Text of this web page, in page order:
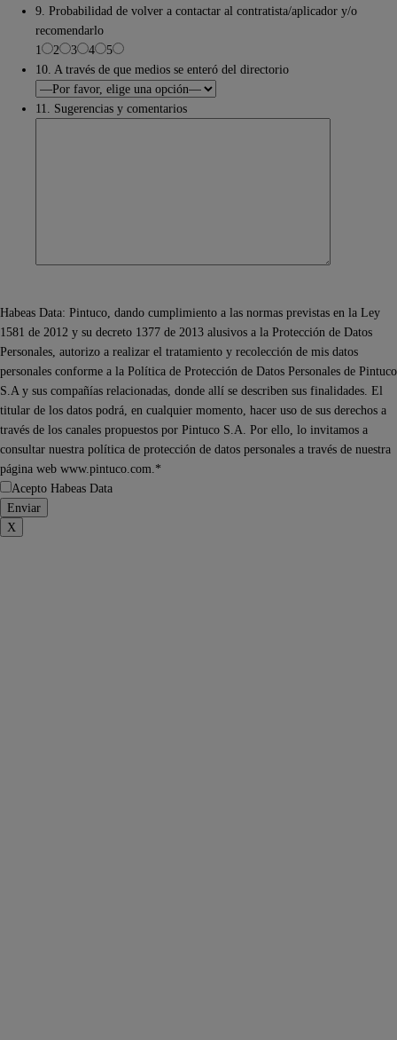
9. Probabilidad de volver a contactar al contratista/aplicador y/o
recomendarlo
1
2 3 4
5
10. A través de que medios se enteró del directorio
11. Sugerencias y comentarios
Habeas Data: Pintuco, dando cumplimiento a las normas previstas en la Ley
1581 de 2012 y su decreto 1377 de 2013 alusivos a la Protección de Datos
Personales, autorizo a realizar el tratamiento y recolección de mis datos
personales conforme a la Política de Protección de Datos Personales de Pintuco
S.A y sus compañías relacionadas, donde allí se describen sus finalidades. El
titular de los datos podrá, en cualquier momento, hacer uso de sus derechos a
través de los canales propuestos por Pintuco S.A. Por ello, lo invitamos a
consultar nuestra política de protección de datos personales a través de nuestra
página web www.pintuco.com.*
Acepto Habeas Data
X